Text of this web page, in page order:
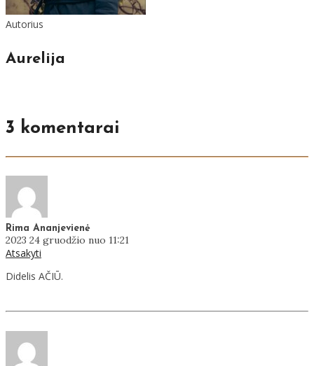
Autorius
Aurelija
3 komentarai
Rima Ananjevienė
2023 24 gruodžio nuo 11:21
Atsakyti
Didelis AČIŪ.